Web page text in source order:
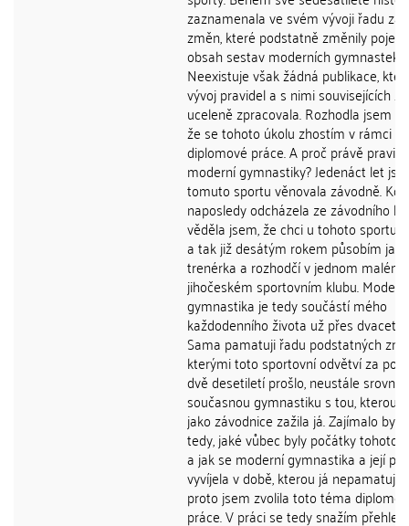
zaznamenala ve svém vývoji řadu
změn, které podstatně změnily pojetí
obsah sestav moderních gymnastek.
Neexistuje však žádná publikace,
vývoj pravidel a s nimi souvisejících
uceleně zpracovala. Rozhodla jsem
že se tohoto úkolu zhostím v rámci
diplomové práce. A proč právě
moderní gymnastiky? Jedenáct let
tomuto sportu věnovala závodně.
naposledy odcházela ze závodního
věděla jsem, že chci u tohoto sportu
a tak již desátým rokem působím jako
trenérka a rozhodčí v jednom malém
jihočeském sportovním klubu. Moderní
gymnastika je tedy součástí mého
každodenního života už přes dvacet
Sama pamatuji řadu podstatných
kterými toto sportovní odvětví za
dvě desetiletí prošlo, neustále
současnou gymnastiku s tou, kterou
jako závodnice zažila já. Zajímalo by
tedy, jaké vůbec byly počátky tohoto
a jak se moderní gymnastika a její
vyvíjela v době, kterou já nepamatuji.
proto jsem zvolila toto téma
práce. V práci se tedy snažím